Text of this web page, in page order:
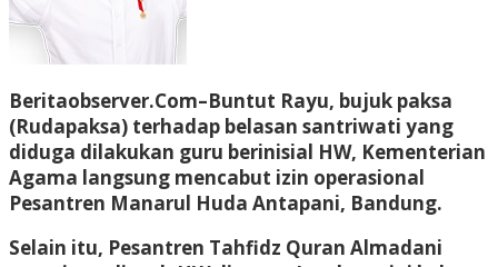
Beritaobserver.Com–Buntut Rayu, bujuk paksa
(Rudapaksa) terhadap belasan santriwati yang
diduga dilakukan guru berinisial HW, Kementerian
Agama langsung mencabut izin operasional
Pesantren Manarul Huda Antapani, Bandung.
Selain itu, Pesantren Tahfidz Quran Almadani